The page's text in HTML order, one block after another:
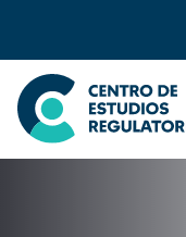
Seleccione país